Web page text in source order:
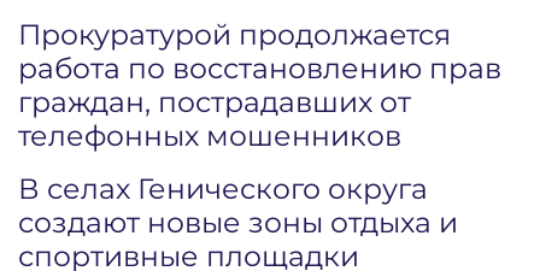
Прокуратурой продолжается
работа по восстановлению прав
граждан, пострадавших от
телефонных мошенников
В селах Генического округа
создают новые зоны отдыха и
спортивные площадки